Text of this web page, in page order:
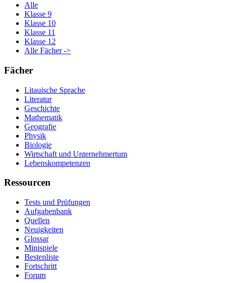
Alle
Klasse 9
Klasse 10
Klasse 11
Klasse 12
Alle Fächer ->
Fächer
Litauische Sprache
Literatur
Geschichte
Mathematik
Geografie
Physik
Biologie
Wirtschaft und Unternehmertum
Lebenskompetenzen
Ressourcen
Tests und Prüfungen
Aufgabenbank
Quellen
Neuigkeiten
Glossar
Minispiele
Bestenliste
Fortschritt
Forum